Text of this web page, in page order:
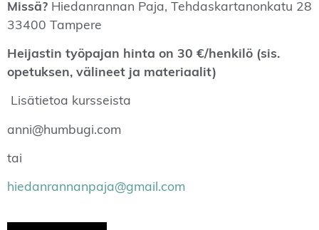
Missä? Hiedanrannan Paja, Tehdaskartanonkatu 28
33400 Tampere
Heijastin työpajan hinta on 30 €/henkilö (sis.
opetuksen, välineet ja materiaalit)
Lisätietoa kursseista
anni@humbugi.com
tai
hiedanrannanpaja@gmail.com